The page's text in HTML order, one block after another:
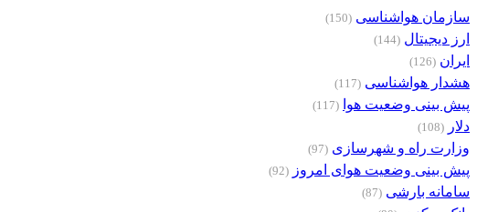
سازمان هواشناسی (150)
ارز دیجیتال (144)
ایران (126)
هشدار هواشناسی (117)
پیش بینی وضعیت هوا (117)
دلار (108)
وزارت راه و شهرسازی (97)
پیش بینی وضعیت هوای امروز (92)
سامانه بارشی (87)